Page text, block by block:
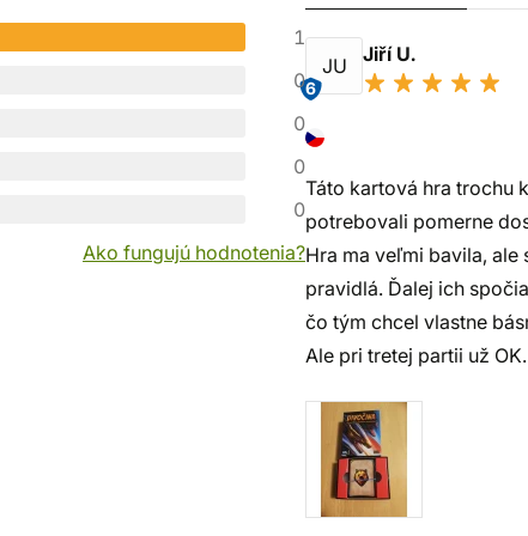
1
0
0
0
0
Ako fungujú hodnotenia?
JU
6
Jiří U.
Táto kartová hra trochu
potrebovali pomerne
Hra ma veľmi bavila,
pravidlá. Ďalej ich
čo tým chcel vlastne
Ale pri tretej partii už